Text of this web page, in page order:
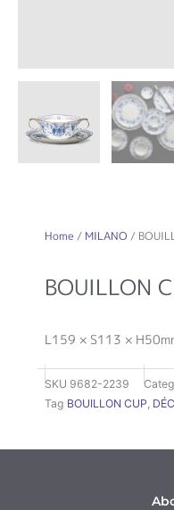
Home / MILANO /
BOUILLON
L159 × S113 ×
SKU 9682-2239
Tag BOUILLON CUP